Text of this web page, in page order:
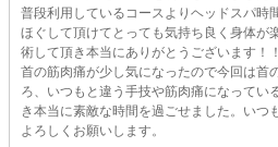
普段利用しているコースよりヘッドスパ時
ほぐして頂けてとっても気持ち良く身体が
術して頂き本当にありがとうございます！！
首の筋肉痛が少し気になったので今回は首
ろ、いつもと違う手技や筋肉痛になってい
き本当に素敵な時間を過ごせました。いつ
よろしくお願いします。